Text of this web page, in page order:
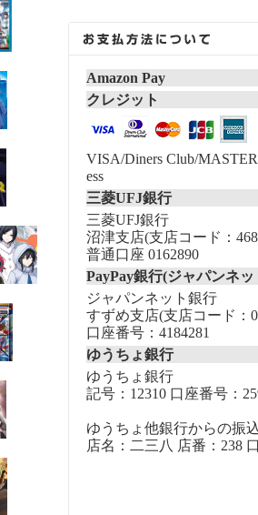
Amazon Pay
クレジット
VISA/Diners Club/
ess
三菱UFJ銀行
三菱UFJ銀行
沼津支店(支店コード：
普通口座 0162890
PayPay銀行(ジャパンネ
ジャパンネット銀行
すずめ支店(支店コード：
口座番号：4184281
ゆうちょ銀行
ゆうちょ銀行
記号：12310 口座番号：
ゆうちょ他銀行からの振
店名：二三八 店番：238